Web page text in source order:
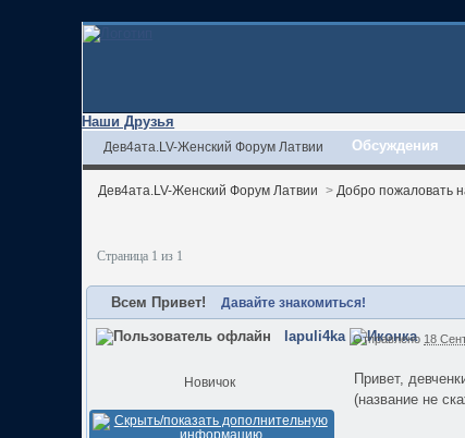
Наши Друзья
Дев4ата.LV-Женский Форум Латвии Обсуждения
Дев4ата.LV-Женский Форум Латвии > Добро пожаловать
Страница 1 из 1
Всем Привет! Давайте знакомиться!
lapuli4ka
Новичок
Отправлено 18
Привет,
(название не